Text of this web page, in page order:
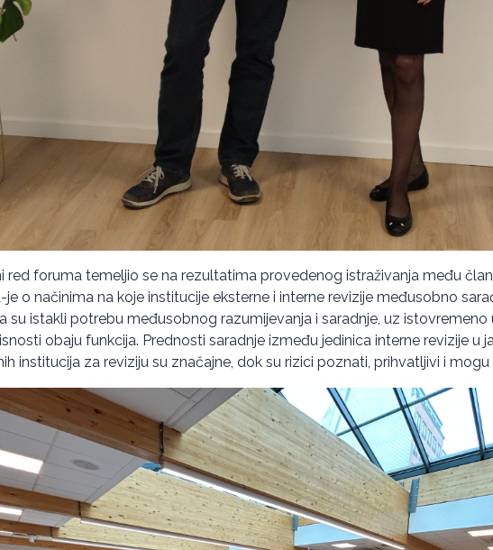
red foruma temeljio se na rezultatima provedenog istraživanja među
je o načinima na koje institucije eksterne i interne revizije međusobno
su istakli potrebu međusobnog razumijevanja i saradnje, uz istovremeno
obaju funkcija. Prednosti saradnje između jedinica interne revizije u
institucija za reviziju su značajne, dok su rizici poznati, prihvatljivi i mogu